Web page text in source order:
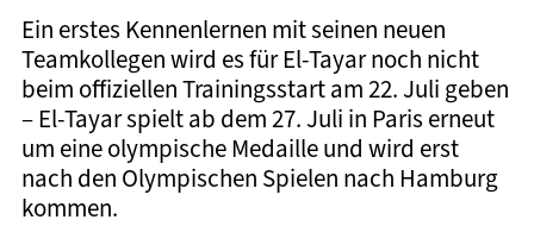
Ein erstes Kennenlernen mit seinen neuen
Teamkollegen wird es für El-Tayar noch nicht
beim offiziellen Trainingsstart am 22. Juli geben
– El-Tayar spielt ab dem 27. Juli in Paris erneut
um eine olympische Medaille und wird erst
nach den Olympischen Spielen nach Hamburg
kommen.